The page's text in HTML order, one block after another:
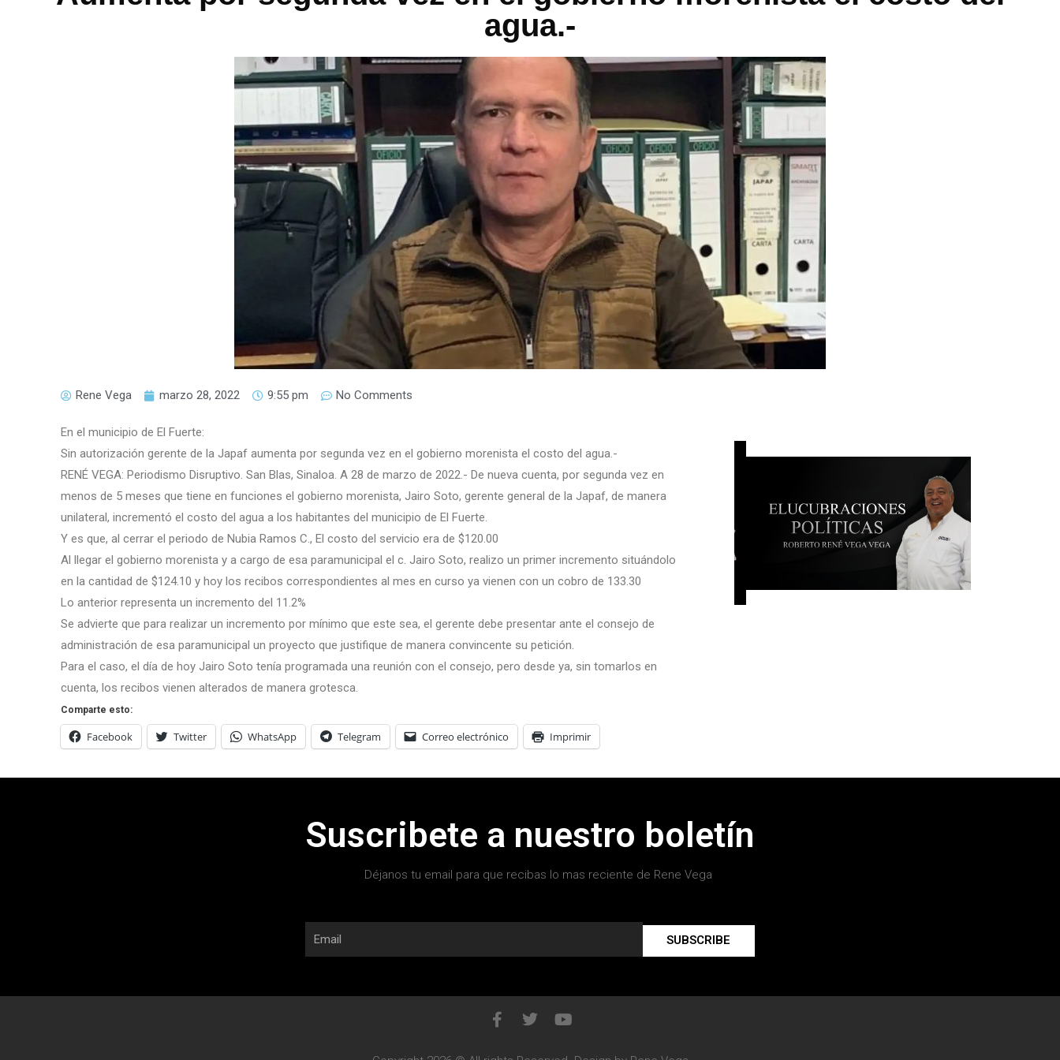
agua.-
Rene Vega marzo 28, 2022 9:55 pm No Comments
En el municipio de El Fuerte:
Sin autorización gerente de la Japaf aumenta por segunda vez en el gobierno morenista el costo del agua.-
RENÉ VEGA: Periodismo Disruptivo. San Blas, Sinaloa. A 28 de marzo de 2022.- De nueva cuenta, por segunda vez en
menos de 5 meses que tiene en funciones el gobierno morenista, Jairo Soto, gerente general de la Japaf, de manera
unilateral, incrementó el costo del agua a los habitantes del municipio de El Fuerte.
Y es que, al cerrar el periodo de Nubia Ramos C., El costo del servicio era de $120.00
Al llegar el gobierno morenista y a cargo de esa paramunicipal el c. Jairo Soto, realizo un primer incremento situándolo
en la cantidad de $124.10 y hoy los recibos correspondientes al mes en curso ya vienen con un cobro de 133.30
Lo anterior representa un incremento del 11.2%
Se advierte que para realizar un incremento por mínimo que este sea, el gerente debe presentar ante el consejo de
administración de esa paramunicipal un proyecto que justifique de manera convincente su petición.
Para el caso, el día de hoy Jairo Soto tenía programada una reunión con el consejo, pero desde ya, sin tomarlos en
cuenta, los recibos vienen alterados de manera grotesca.
Comparte esto:
Facebook Twitter WhatsApp Telegram Correo electrónico Imprimir
Suscribete a nuestro boletín
Déjanos tu email para que recibas lo mas reciente de Rene Vega
SUBSCRIBE